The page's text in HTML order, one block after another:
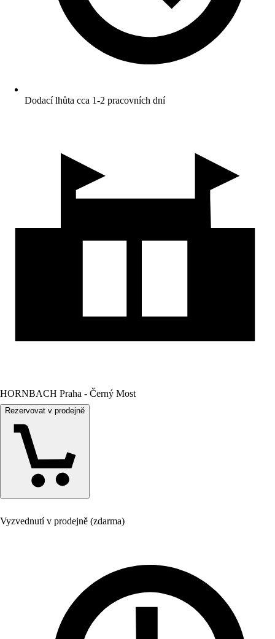
Dodací lhůta cca 1-2 pracovních dní
HORNBACH Praha - Černý Most
Rezervovat v prodejně
Vyzvednutí v prodejně (zdarma)